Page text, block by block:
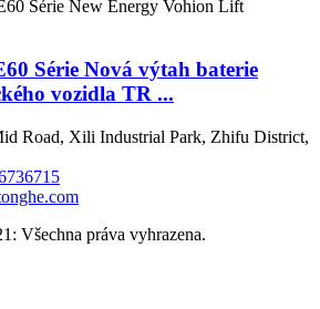
Série Nová výtah baterie
vozidla TR ...
Road, Xili Industrial Park, Zhifu District,
Všechna práva vyhrazena.